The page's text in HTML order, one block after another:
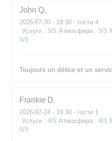
John Q
2026-07-30 - 18:30 - гости 4
Услуги : 5/5 Атмосфера : 5/5
5/5
Toujours un délice et un
Frankie D
2026-07-24 - 19:30 - гости 1
Услуги : 4/5 Атмосфера : 4/5
5/5